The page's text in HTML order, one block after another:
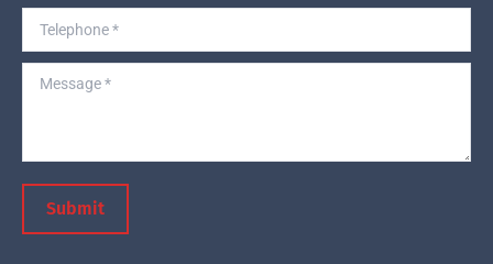
Telephone *
Message *
Submit